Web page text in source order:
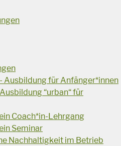
Ausbildung für Anfänger*innen
“urban“ für
Coach*in-Lehrgang
Seminar
Nachhaltigkeit im Betrieb